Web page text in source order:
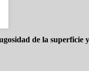
de la superficie